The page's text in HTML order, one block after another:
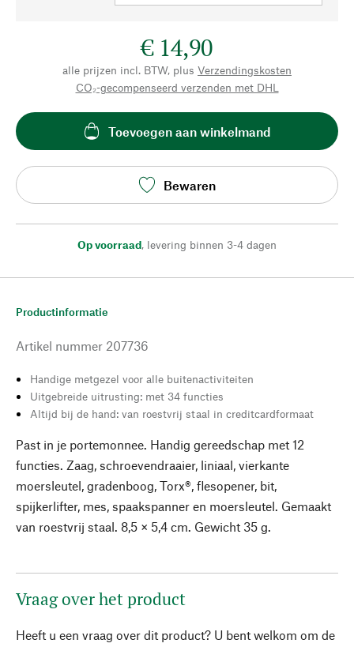
€ 14,90
alle prijzen incl. BTW, plus Verzendingskosten
CO₂-gecompenseerd verzenden met DHL
Toevoegen aan winkelmand
Bewaren
Op voorraad, levering binnen 3-4 dagen
Productinformatie
Artikel nummer 207736
Handige metgezel voor alle buitenactiviteiten
Uitgebreide uitrusting: met 34 functies
Altijd bij de hand: van roestvrij staal in creditcardformaat
Past in je portemonnee. Handig gereedschap met 12
functies. Zaag, schroevendraaier, liniaal, vierkante
moersleutel, gradenboog, Torx®, flesopener, bit,
spijkerlifter, mes, spaakspanner en moersleutel. Gemaakt
van roestvrij staal. 8,5 × 5,4 cm. Gewicht 35 g.
Vraag over het product
Heeft u een vraag over dit product? U bent welkom om de